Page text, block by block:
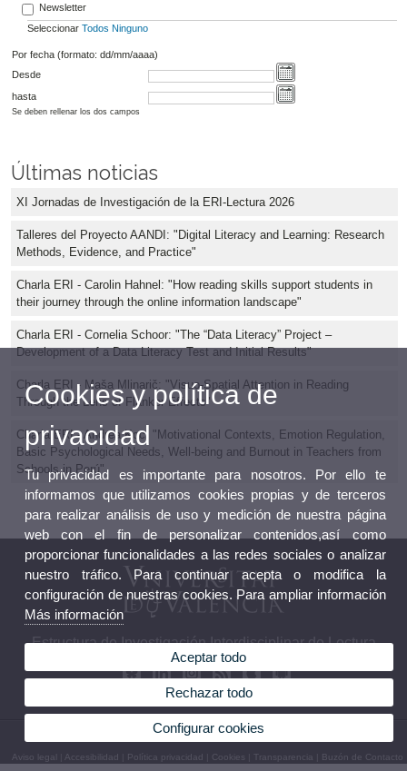
Newsletter
Seleccionar Todos Ninguno
Por fecha (formato: dd/mm/aaaa)
Desde
hasta
Se deben rellenar los dos campos
Últimas noticias
XI Jornadas de Investigación de la ERI-Lectura 2026
Talleres del Proyecto AANDI: "Digital Literacy and Learning: Research
Methods, Evidence, and Practice"
Charla ERI - Carolin Hahnel: "How reading skills support students in
their journey through the online information landscape"
Charla ERI - Cornelia Schoor: "The “Data Literacy” Project –
Development of a Data Literacy Test and Initial Results"
Charla ERI - Maša Mlinarič: "Visuo-Spatial Attention in Reading
Through the Lens of Flanker Effects"
Charla ERI - Andrea Koc: "Motivational Contexts, Emotion Regulation,
Basic Psychological Needs, Well-being and Burnout in Teachers from
Schools in Perú"
Estructura de Investigación Interdisciplinar de Lectura
© 2026 UV. - Av. Blasco Ibáñez, 21. 46010. Valencia. España Tel. 96 398 38 50
Aviso legal Accesibilidad Política privacidad Cookies Transparencia Buzón de Contacto
Cookies y política de
privacidad
Tu privacidad es importante para nosotros. Por ello te
informamos que utilizamos cookies propias y de terceros
para realizar análisis de uso y medición de nuestra página
web con el fin de personalizar contenidos,así como
proporcionar funcionalidades a las redes sociales o analizar
nuestro tráfico. Para continuar acepta o modifica la
configuración de nuestras cookies. Para ampliar información
Más información
Aceptar todo
Rechazar todo
Configurar cookies